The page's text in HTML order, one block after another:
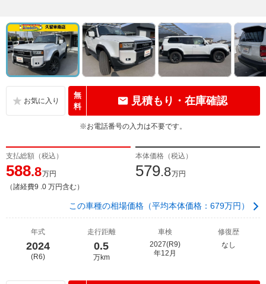
無
料
見積もり・在庫確認
※お電話番号の入力は不要です。
支払総額（税込）
588.8万円
（諸経費9 .0 万円含む）
本体価格（税込）
579.8万円
この車種の相場価格（平均本体価格：679万円）
年式
2024
(R6)
走行距離
0.5
万km
車検
2027(R9)
年12月
修復歴
なし